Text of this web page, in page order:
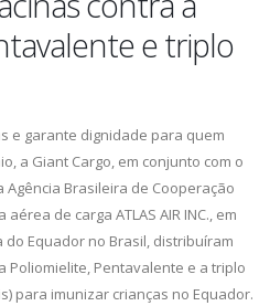
e triplo
e garante dignidade para quem
a Giant Cargo, em conjunto com o
Brasileira de Cooperação
de carga ATLAS AIR INC., em
Equador no Brasil, distribuíram
Poliomielite, Pentavalente e a triplo
para imunizar crianças no Equador.